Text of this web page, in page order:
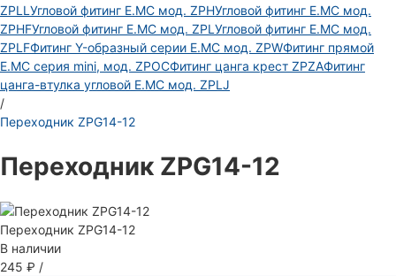
ZPLL Угловой фитинг E.MC мод. ZPHУгловой фитинг E.MC мод.
ZPHFУгловой фитинг E.MC мод. ZPL Угловой фитинг E.MC мод.
ZPLFФитинг Y-образный серии E.MC мод. ZPWФитинг прямой
E.MC серия mini, мод. ZPOCФитинг цанга крест ZPZAФитинг
цанга-втулка угловой Е.МС мод. ZPLJ
/
Переходник ZPG14-12
Переходник ZPG14-12
Переходник ZPG14-12
В наличии
245 ₽ /